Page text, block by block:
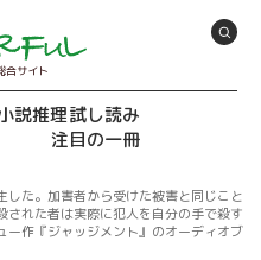
合サイト
説推理試し読み
注目の一冊
た。加害者から受けた被害と同じこと
れた者は実際に犯人を自分の手で殺す
ー作『ジャッジメント』のオーディオブ